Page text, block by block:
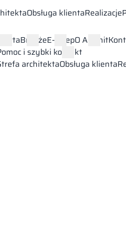
Obsługa klientaRealizacje
BranżeE-sklepO Alsanit
i szybki kontakt
architektaObsługa klienta